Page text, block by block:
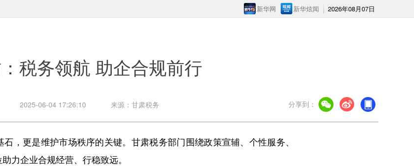
2026年08月07日
新华炫闻
新华网
税务领航 助企合规前行
2025-06-04 17:26:10 来源：甘肃税务 分享到：
更是维护市场秩序的关键。甘肃税务部门围绕政策宣辅、个性服务、
力企业合规经营、行稳致远。